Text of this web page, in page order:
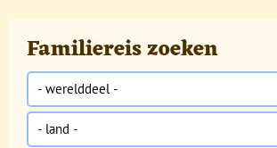
Familiereis zoeken
Werelddeel
Land